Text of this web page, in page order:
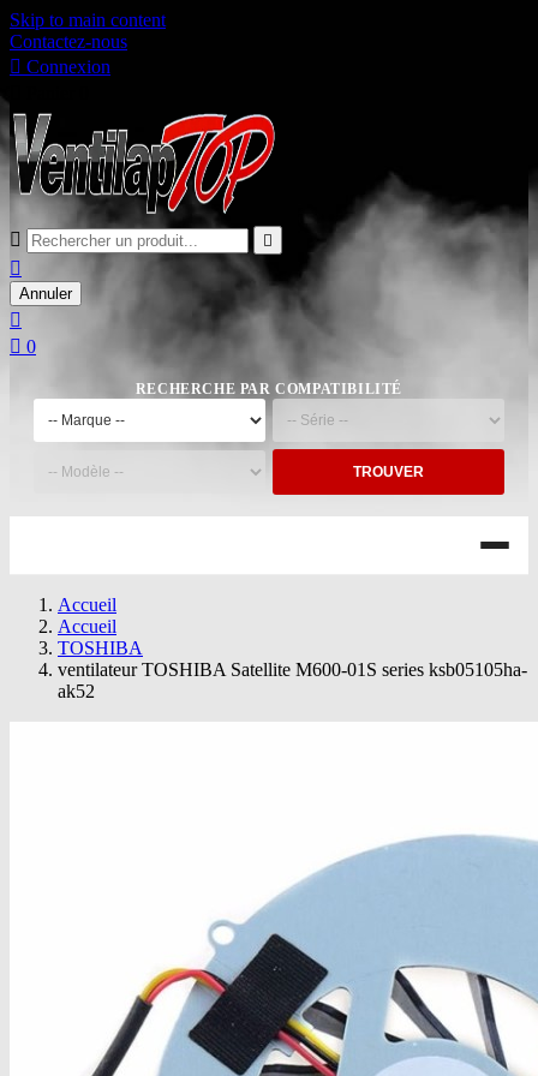
Skip to main content
Contactez-nous
 Connexion
 

Annuler

 0
RECHERCHE PAR COMPATIBILITÉ
TROUVER
Accueil
Accueil
TOSHIBA
ventilateur TOSHIBA Satellite M600-01S series ksb05105ha-
ak52